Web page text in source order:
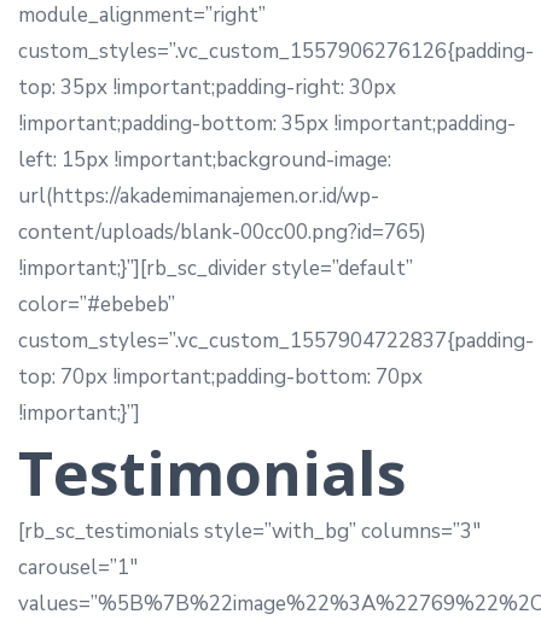
module_alignment=”right”
custom_styles=”.vc_custom_1557906276126{padding-
top: 35px !important;padding-right: 30px
!important;padding-bottom: 35px !important;padding-
left: 15px !important;background-image:
url(https://akademimanajemen.or.id/wp-
content/uploads/blank-00cc00.png?id=765)
!important;}”][rb_sc_divider style=”default”
color=”#ebebeb”
custom_styles=”.vc_custom_1557904722837{padding-
top: 70px !important;padding-bottom: 70px
!important;}”]
Testimonials
[rb_sc_testimonials style=”with_bg” columns=”3″
carousel=”1″